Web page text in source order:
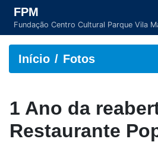
FPM
Fundação Centro Cultural Parque Vila
Início Fotos
1 Ano da
Restaurante